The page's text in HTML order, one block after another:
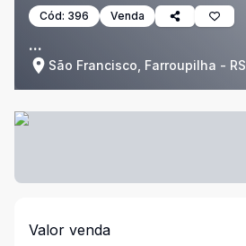
Cód: 396 Venda
...
São Francisco, Farroupilha - RS
Valor venda